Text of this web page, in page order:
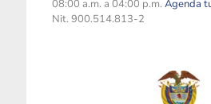
08:00 a.m. a 04:00 p.m. Agenda
Nit. 900.514.813-2